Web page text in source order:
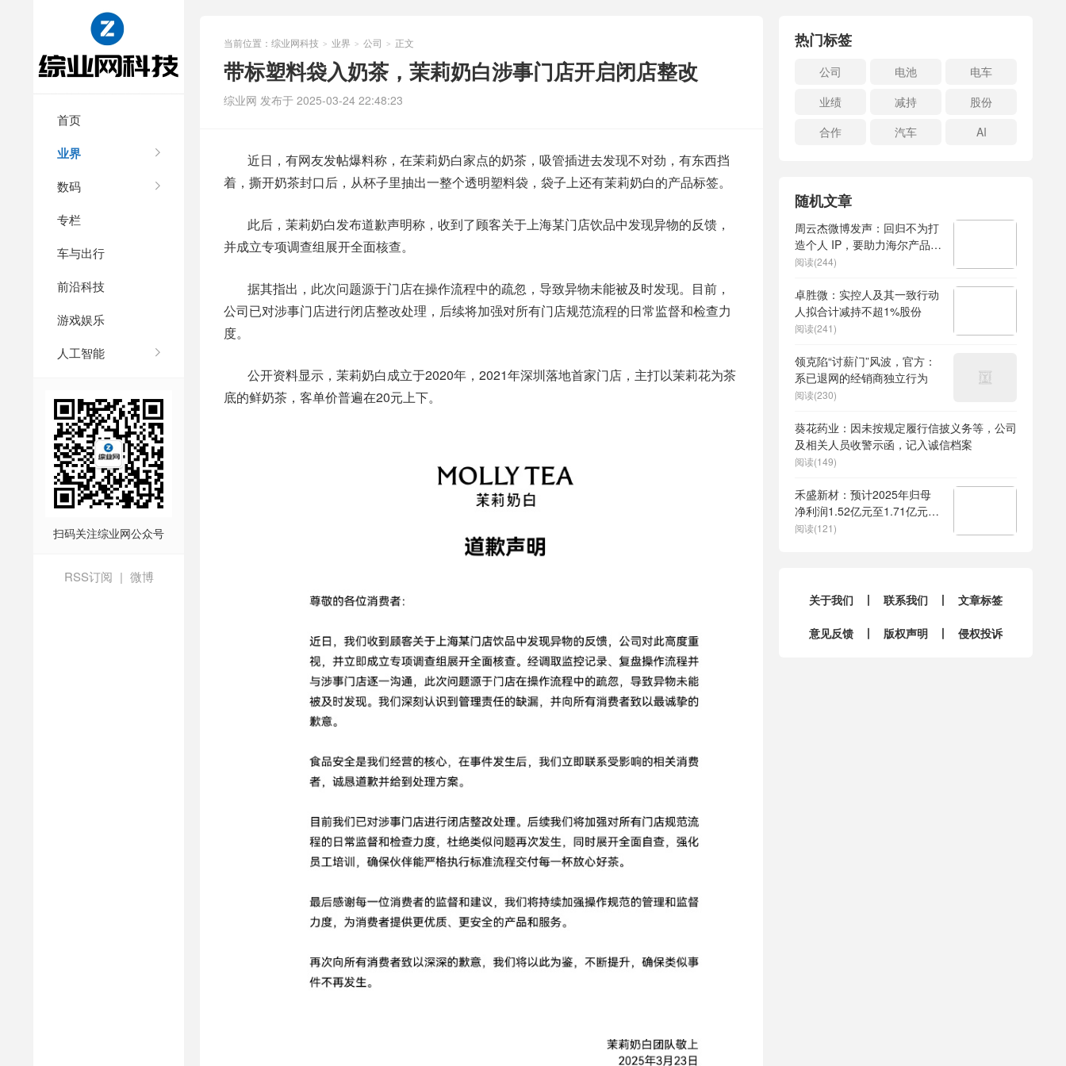
首页
业界
数码
专栏
车与出行
前沿科技
游戏娱乐
人工智能
扫码关注综业网公众号
RSS订阅 | 微博
当前位置： 综业网科技 > 业界 > 公司 > 正文
带标塑料袋入奶茶，茉莉奶白涉事门店开启闭店整改
综业网 发布于 2025-03-24 22:48:23
近日，有网友发帖爆料称，在茉莉奶白家点的奶茶，吸管插进去发现不对劲，有东西挡
着，撕开奶茶封口后，从杯子里抽出一整个透明塑料袋，袋子上还有茉莉奶白的产品标签。
此后，茉莉奶白发布道歉声明称，收到了顾客关于上海某门店饮品中发现异物的反馈，
并成立专项调查组展开全面核查。
据其指出，此次问题源于门店在操作流程中的疏忽，导致异物未能被及时发现。目前，
公司已对涉事门店进行闭店整改处理，后续将加强对所有门店规范流程的日常监督和检查力
度。
公开资料显示，茉莉奶白成立于2020年，2021年深圳落地首家门店，主打以茉莉花为茶
底的鲜奶茶，客单价普遍在20元上下。
热门标签
公司 电池
电车
业绩
减持
股份
合作
汽车 AI
随机文章
周云杰微博发声：回归不为打
造个人 IP，要助力海尔产品服
务创新
阅读(244)
卓胜微：实控人及其一致行动
人拟合计减持不超1%股份
阅读(241)
领克陷“讨薪门”风波，官方：
系已退网的经销商独立行为
阅读(230)
葵花药业：因未按规定履行信披义务等，公司
及相关人员收警示函，记入诚信档案
阅读(149)
禾盛新材：预计2025年归母
净利润1.52亿元至1.71亿元，
增长55%至75%
阅读(121)
关于我们 丨 联系我们 丨 文章标签
意见反馈 丨 版权声明 丨 侵权投诉